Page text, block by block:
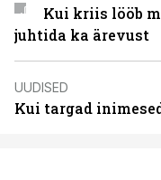
Kui kriis lööb
juhtida ka ärevust
UUDISED
Kui targad